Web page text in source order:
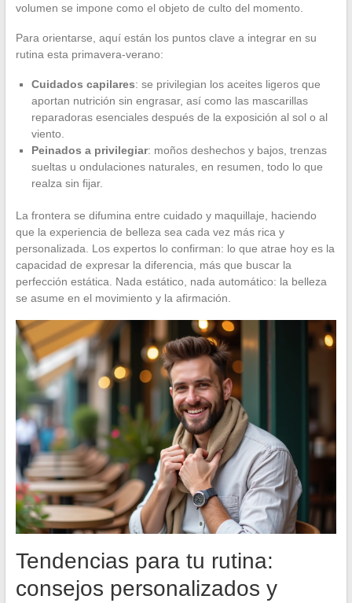
volumen se impone como el objeto de culto del momento.
Para orientarse, aquí están los puntos clave a integrar en su
rutina esta primavera-verano:
Cuidados capilares: se privilegian los aceites ligeros que
aportan nutrición sin engrasar, así como las mascarillas
reparadoras esenciales después de la exposición al sol o al
viento.
Peinados a privilegiar: moños deshechos y bajos, trenzas
sueltas u ondulaciones naturales, en resumen, todo lo que
realza sin fijar.
La frontera se difumina entre cuidado y maquillaje, haciendo
que la experiencia de belleza sea cada vez más rica y
personalizada. Los expertos lo confirman: lo que atrae hoy es la
capacidad de expresar la diferencia, más que buscar la
perfección estática. Nada estático, nada automático: la belleza
se asume en el movimiento y la afirmación.
Tendencias para tu rutina:
consejos personalizados y